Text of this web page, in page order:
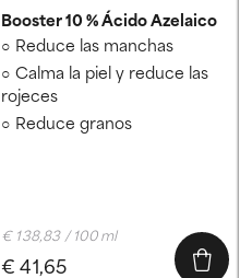
Booster 10 % Ácido Azelaico
Reduce las manchas
Calma la piel y reduce las
rojeces
Reduce granos
€ 41,65
€ 138,83 / 100 ml